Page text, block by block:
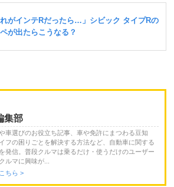
集部
車選びのお役立ち記事、車や免許にまつわる豆知
フの困りごとを解決する方法など、自動車に関する
発信。普段クルマは乗るだけ・使うだけのユーザー
ルマに興味が...
ちら >